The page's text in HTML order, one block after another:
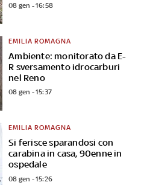
08 gen - 16:58
Ambiente: monitorato da E-
R sversamento idrocarburi
nel Reno
EMILIA ROMAGNA
08 gen - 15:37
Si ferisce sparandosi con
carabina in casa, 90enne in
ospedale
EMILIA ROMAGNA
08 gen - 15:26